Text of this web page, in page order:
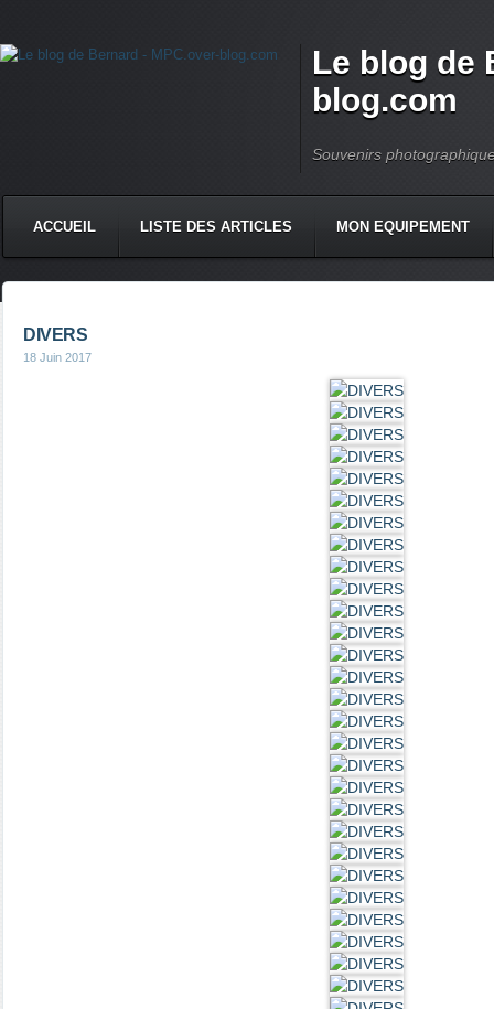
Le blog de
blog.com
Souvenirs
ACCUEIL LISTE DES ARTICLES MON EQUIPEMENT
DIVERS
18 Juin 2017